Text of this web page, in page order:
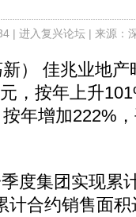
| 进入复兴论坛| 来源：
佳兆业地产
，按年上升
年增加222%
集团实现累
计合约销售面